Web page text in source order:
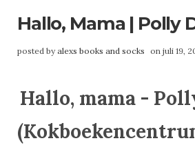
Hallo, Mama | Polly
posted byalexs books and socks on juli 19,
Hallo, mama -